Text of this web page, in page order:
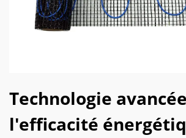
Technologie
l'efficacité